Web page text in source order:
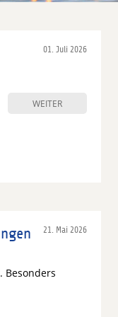
01. Juli 2026
WEITER
21. Mai 2026
Besonders